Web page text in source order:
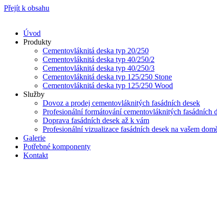
Přejít k obsahu
Úvod
Produkty
Cementovláknitá deska typ 20/250
Cementovláknitá deska typ 40/250/2
Cementovláknitá deska typ 40/250/3
Cementovláknitá deska typ 125/250 Stone
Cementovláknitá deska typ 125/250 Wood
Služby
Dovoz a prodej cementovláknitých fasádních desek
Profesionální formátování cementovláknitých fasádních
Doprava fasádních desek až k vám
Profesionální vizualizace fasádních desek na vašem
Galerie
Potřebné komponenty
Kontakt